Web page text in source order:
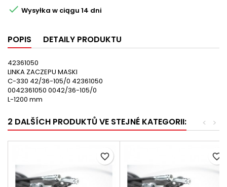
 Wysyłka w ciągu 14 dni
POPIS DETAILY PRODUKTU
42361050
LINKA ZACZEPU MASKI
C-330 42/36-105/0 42361050
0042361050 0042/36-105/0
L-1200 mm
2 DALŠÍCH PRODUKTŮ VE STEJNÉ KATEGORII: >
<
favorite_border favorite_border